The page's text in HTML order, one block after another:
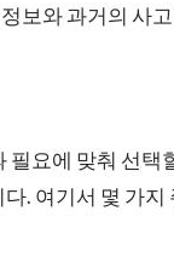
보와 과거의 사
요에 맞춰 선택
. 여기서 몇 가